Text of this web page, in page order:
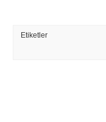
GENIUS Yasası
Etiketler